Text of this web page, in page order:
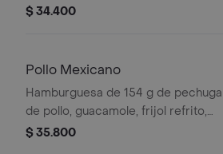
queso tipo mozzarella, piña, lechuga,
$ 34.400
Pollo Mexicano
Hamburguesa de 154 g de pechuga
de pollo, guacamole, frijol refrito,
tortillas de maíz, tomate, lechuga y
$ 35.800